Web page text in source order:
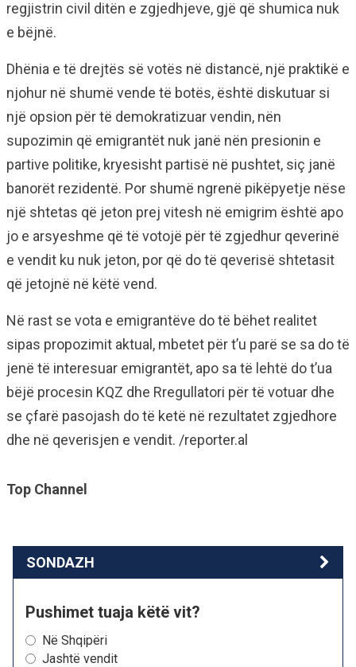
regjistrin civil ditën e zgjedhjeve, gjë që shumica nuk
e bëjnë.
Dhënia e të drejtës së votës në distancë, një praktikë e
njohur në shumë vende të botës, është diskutuar si
një opsion për të demokratizuar vendin, nën
supozimin që emigrantët nuk janë nën presionin e
partive politike, kryesisht partisë në pushtet, siç janë
banorët rezidentë. Por shumë ngrenë pikëpyetje nëse
një shtetas që jeton prej vitesh në emigrim është apo
jo e arsyeshme që të votojë për të zgjedhur qeverinë
e vendit ku nuk jeton, por që do të qeverisë shtetasit
që jetojnë në këtë vend.
Në rast se vota e emigrantëve do të bëhet realitet
sipas propozimit aktual, mbetet për t’u parë se sa do të
jenë të interesuar emigrantët, apo sa të lehtë do t’ua
bëjë procesin KQZ dhe Rregullatori për të votuar dhe
se çfarë pasojash do të ketë në rezultatet zgjedhore
dhe në qeverisjen e vendit. /reporter.al
Top Channel
SONDAZH
Pushimet tuaja këtë vit?
Në Shqipëri
Jashtë vendit